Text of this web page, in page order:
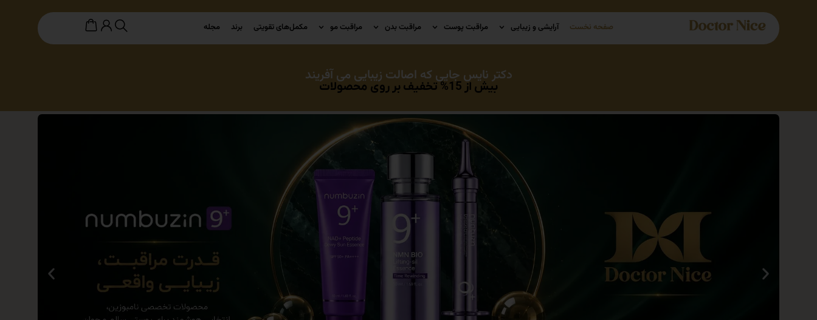
صفحه نخست آرایشی و زیبایی مراقبت پوست مراقبت بدن مراقبت مو مکمل‌های تقویتی برند مجله
دکتر نایس جایی که اصالت زیبایی می آفریند
بیش از 15% تخفیف بر روی محصولات